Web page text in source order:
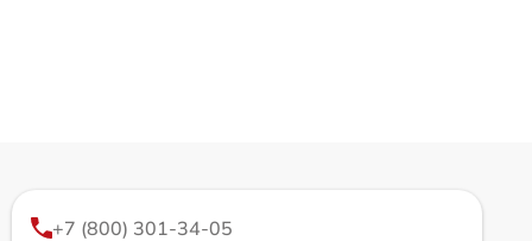
+7 (800) 301-34-05